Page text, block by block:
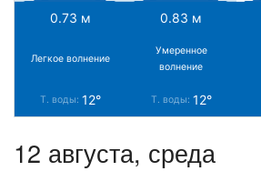
0.73 м 0.83 м
Легкое волнение
Умеренное
волнение
Т. воды: 12° Т. воды: 12°
12 августа, среда